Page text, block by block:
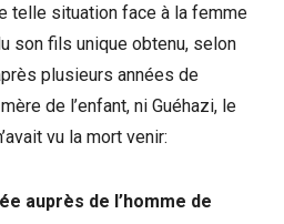
telle situation face à la femme
son fils unique obtenu, selon
plusieurs années de
de l’enfant, ni Guéhazi, le
vu la mort venir:
auprès de l’homme de